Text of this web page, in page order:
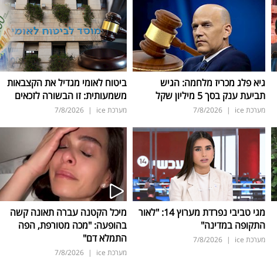
גיא פלג מכריז מלחמה: הגיש
תביעת ענק בסך 5 מיליון שקל
מערכת ice |
7/8/2026
ביטוח לאומי מגדיל את הקצבאות
משמעותית: זו הבשורה לזכאים
מערכת ice |
7/8/2026
מגי טביבי נפרדת מערוץ 14: "לאור
התקופה במדינה"
מערכת ice |
7/8/2026
מיכל הקטנה עברה תאונה קשה
בהופעה: "מכה מטורפת, הפה
התמלא דם"
מערכת ice |
7/8/2026